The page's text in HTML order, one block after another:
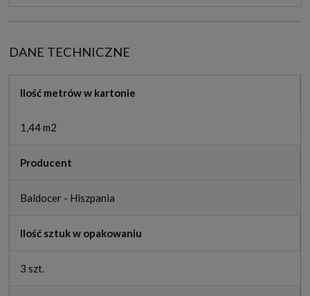
DANE TECHNICZNE
Ilość metrów w kartonie
1,44 m2
Producent
Baldocer - Hiszpania
Ilość sztuk w opakowaniu
3 szt.